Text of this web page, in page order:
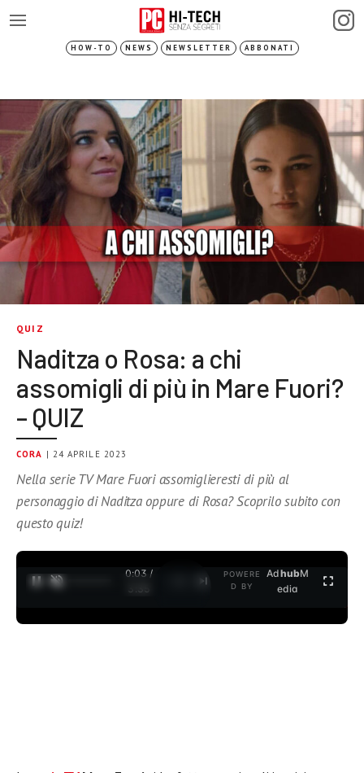
HOW-TO NEWS NEWSLETTER ABBONATI
QUIZ
Naditza o Rosa: a chi
assomigli di più in Mare Fuori?
– QUIZ
CORA | 24 APRILE 2023
Nella serie TV Mare Fuori assomiglieresti di più al
personaggio di Naditza oppure di Rosa? Scoprilo subito con
questo quiz!
0:04 /
3:35
POWERE
D BY
AdhubM
edia